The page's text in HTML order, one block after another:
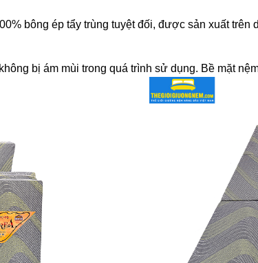
bông ép tẩy trùng tuyệt đối, được sản xuất trên
bị ám mùi trong quá trình sử dụng. Bề mặt